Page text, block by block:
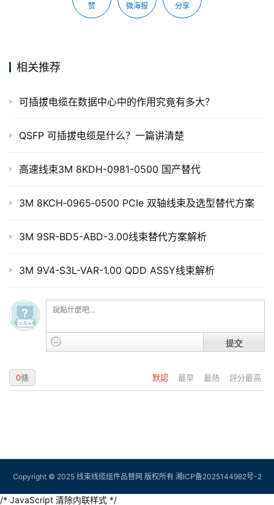
赞 微海报 分享
相关推荐
可插拔电缆在数据中心中的作用究竟有多大？
QSFP 可插拔电缆是什么？一篇讲清楚
高速线束3M 8KDH-0981-0500 国产替代
3M 8KCH‑0965‑0500 PCIe 双轴线束及选型替代方案
3M 9SR-BD5-ABD-3.00线束替代方案解析
3M 9V4-S3L-VAR-1.00 QDD ASSY线束解析
提交
默認 最早 最熱 評分最高
0條
Copyright © 2025 线束线缆组件品替网 版权所有 湘ICP备2025144982号-2
/* JavaScript 清除内联样式 */